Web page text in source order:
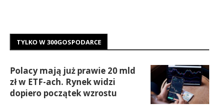
TYLKO W 300GOSPODARCE
Polacy mają już prawie 20 mld
zł w ETF-ach. Rynek widzi
dopiero początek wzrostu